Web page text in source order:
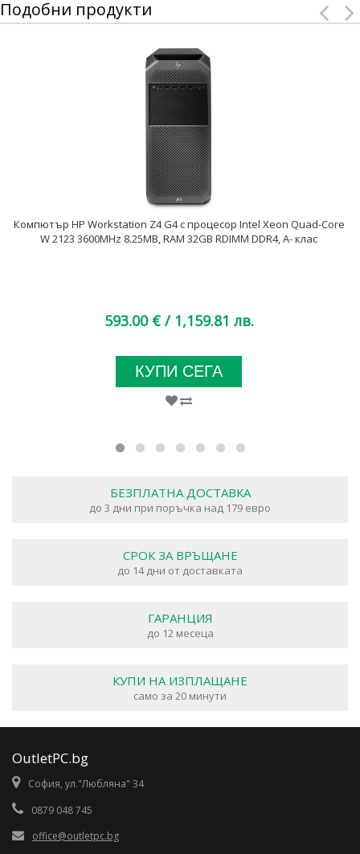
Подобни продукти
Компютър HP Workstation Z4 G4 с процесор Intel Xeon Quad-Core
W 2123 3600MHz 8.25MB, RAM 32GB RDIMM DDR4, A- клас
593.00 €/ 1,159.81 лв.
КУПИ СЕГА
БЕЗПЛАТНА ДОСТАВКА
до 3 дни при поръчка над 179 евро
СРОК ЗА ВРЪЩАНЕ
до 14 дни от доставката
ГАРАНЦИЯ
до 12 месеца
КУПИ НА ИЗПЛАЩАНЕ
само за 20 минути
OutletPC.bg
София, ул."Любляна" 34
0879 048 745
office@outletpc.bg